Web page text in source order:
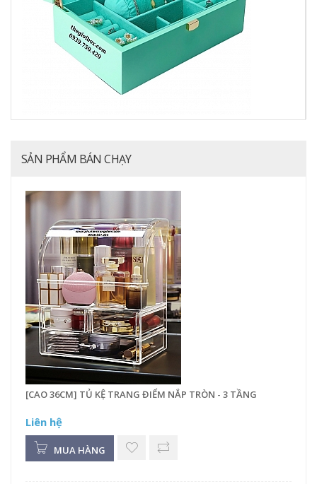
SẢN PHẨM BÁN CHẠY
[CAO 36CM] TỦ KỆ TRANG ĐIỂM NẮP TRÒN - 3 TẦNG
Liên hệ
MUA HÀNG